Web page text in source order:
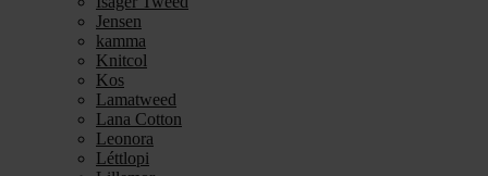
Jensen
kamma
Knitcol
Kos
Lamatweed
Lana Cotton
Leonora
Léttlopi